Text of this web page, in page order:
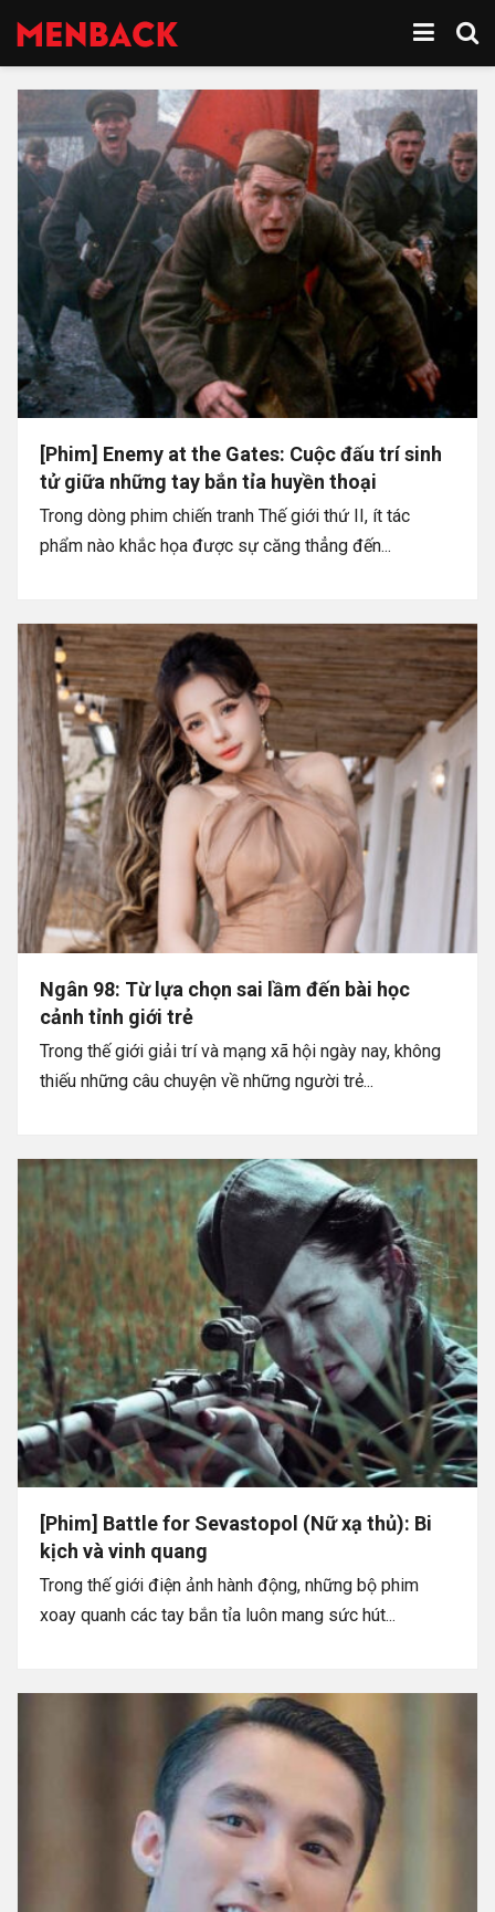
[Phim] Enemy at the Gates: Cuộc đấu trí sinh
tử giữa những tay bắn tỉa huyền thoại
Trong dòng phim chiến tranh Thế giới thứ II, ít tác
phẩm nào khắc họa được sự căng thẳng đến...
Ngân 98: Từ lựa chọn sai lầm đến bài học
cảnh tỉnh giới trẻ
Trong thế giới giải trí và mạng xã hội ngày nay, không
thiếu những câu chuyện về những người trẻ...
[Phim] Battle for Sevastopol (Nữ xạ thủ): Bi
kịch và vinh quang
Trong thế giới điện ảnh hành động, những bộ phim
xoay quanh các tay bắn tỉa luôn mang sức hút...